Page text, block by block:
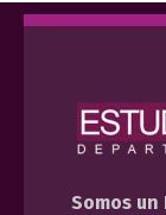
Somos